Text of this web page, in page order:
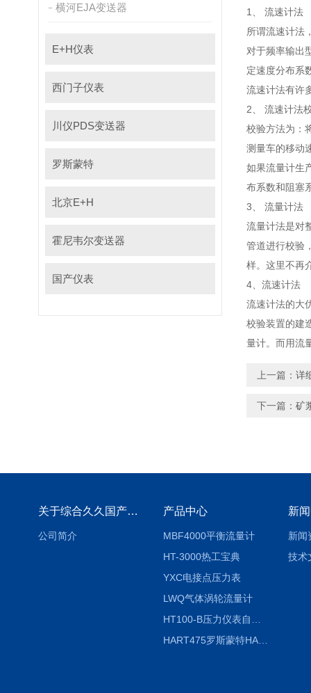
横河EJA变送器
E+H仪表
西门子仪表
川仪PDS变送器
罗斯蒙特
北京E+H
霍尼韦尔变送器
国产仪表
1、 流速计法
所谓流速计法
对于频率输出
定速度分布系数
流速计法有许多
2、 流速计
校验方法为
测量车的移动
如果流量计生
布系数和阻塞系
3、 流量计法
流量计法是对整
管道进行校验
样。这里不再介
4、流速计法
流速计法的大优
校验装置的建
量计。而用
上一篇： 详
下一篇： 矿
关于综合久久国产九一剧情麻豆
公司简介
产品中心
MBF4000平衡流量计
HT-3000热工宝典
YXC电接点压力表
LWQ气体涡轮流量计
HART475罗斯蒙特HART475手操器
新
新闻
技术